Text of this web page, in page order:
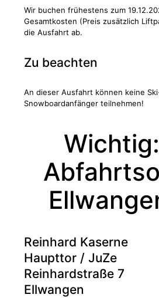
Wir buchen frühestens zum
Gesamtkosten (Preis zusätzlich
die Ausfahrt ab.
Zu beachten
An dieser Ausfahrt können keine
Snowboardanfänger teilnehmen!
Wichtig:
Reinhard Kaserne
Haupttor / JuZe
Reinhardstraße 7
Ellwangen